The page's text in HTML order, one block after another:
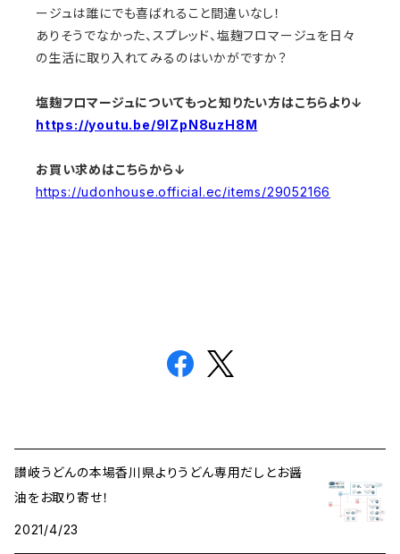
ージュは誰にでも喜ばれること間違いなし！
ありそうでなかった、スプレッド、塩麹フロマージュを日々
の生活に取り入れてみるのはいかがですか？
塩麹フロマージュについてもっと知りたい方はこちらより↓
https://youtu.be/9IZpN8uzH8M
お買い求めはこちらから↓
https://udonhouse.official.ec/items/29052166
讃岐うどんの本場香川県よりうどん専用だしとお醤
油をお取り寄せ！
2021/4/23